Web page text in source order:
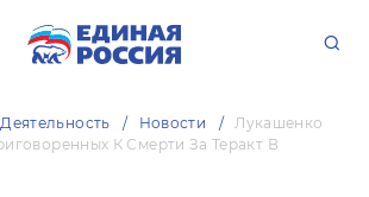
Новости
Лукашенко
К Смерти За Теракт В